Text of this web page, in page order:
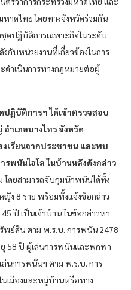
าดไทย โดยทางจังหวัดร่วมกัน
ดปฏิบัติการเฉพาะกิจในระดับ
กับหน่วยงานที่เกี่ยวข้องในการ
ดำเนินการทางกฎหมายต่อผู้
ปฏิบัติการฯ ได้เข้าตรวจสอบ
ำเภอบางไทร จังหวัด
เรียนจากประชาชน และพบ
พนันไฮโล ในบ้านหลังดังกล่าว
โดยสามารถจับกุมนักพนันได้ทั้ง
ญิง 8 ราย พร้อมทั้งแจ้งข้อกล่าว
ปี เป็นเจ้าบ้าน ในข้อกล่าวหา
พย์สิน ตาม พ.ร.บ. การพนัน 2478
58 ปี ผู้เล่นการพนันและพกพา
ล่นการพนันฯ ตาม พ.ร.บ. การ
เมืองและหมู่บ้านหรือทาง